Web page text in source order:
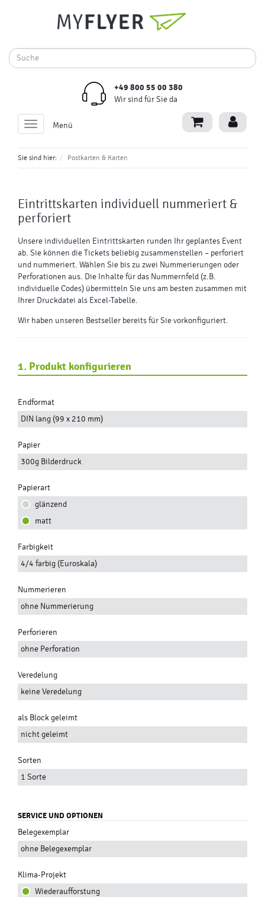
+49 800 55 00 380
Wir sind für Sie da
Toggle
navigation
Menü
Sie sind hier: Postkarten & Karten
Eintrittskarten individuell nummeriert &
perforiert
Unsere individuellen Eintrittskarten runden Ihr geplantes Event
ab. Sie können die Tickets beliebig zusammenstellen – perforiert
und nummeriert. Wählen Sie bis zu zwei Nummerierungen oder
Perforationen aus. Die Inhalte für das Nummernfeld (z.B.
individuelle Codes) übermitteln Sie uns am besten zusammen mit
Ihrer Druckdatei als Excel-Tabelle.
Wir haben unseren Bestseller bereits für Sie vorkonfiguriert.
1. Produkt konfigurieren
Endformat
DIN lang (99 x 210 mm)
Papier
300g Bilderdruck
Papierart
glänzend
matt
Farbigkeit
4/4 farbig (Euroskala)
Nummerieren
ohne Nummerierung
Perforieren
ohne Perforation
Veredelung
keine Veredelung
als Block geleimt
nicht geleimt
Sorten
1 Sorte
SERVICE UND OPTIONEN
Belegexemplar
ohne Belegexemplar
Klima-Projekt
Wiederaufforstung